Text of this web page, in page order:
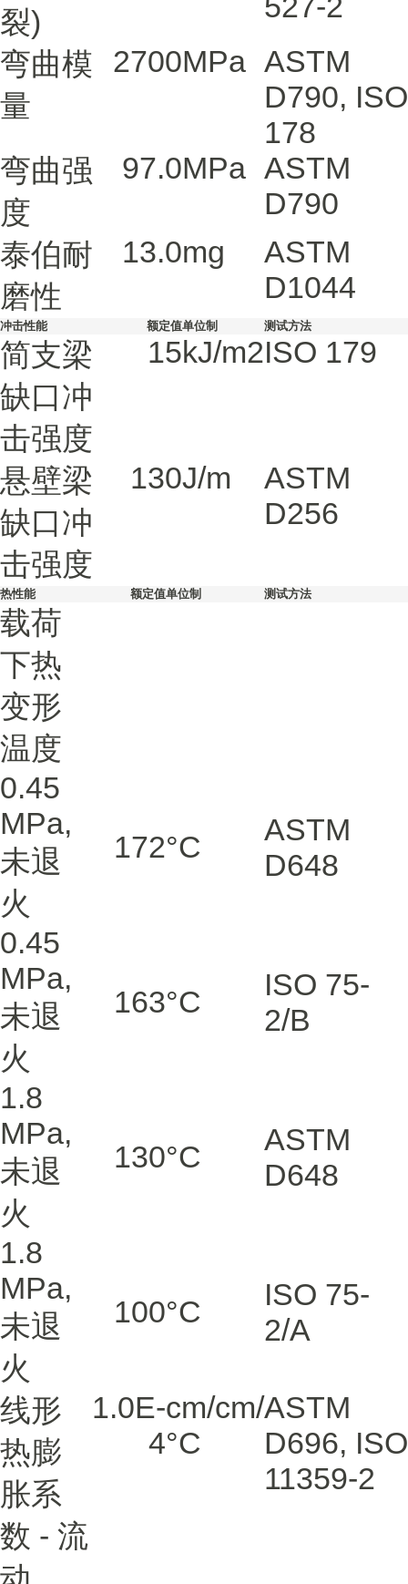
裂)
弯曲模
量
2700MPa ASTM
D790, ISO
178
弯曲强
度
97.0MPa ASTM
D790
泰伯耐
磨性
13.0mg
ASTM
D1044
冲击性能 额定值单位制 测试方法
简支梁
缺口冲
击强度
15kJ/m2ISO 179
悬壁梁
缺口冲
击强度
130J/m
ASTM
D256
热性能 额定值单位制 测试方法
载荷
下热
变形
温度
0.45
MPa,
未退
火
172°C
ASTM
D648
0.45
MPa,
未退
火
163°C
ISO 75-
2/B
1.8
MPa,
未退
火
130°C
ASTM
D648
1.8
MPa,
未退
火
100°C
ISO 75-
2/A
线形
热膨
胀系
数 - 流
1.0E-
4
cm/cm/
°C
ASTM
D696, ISO
11359-2